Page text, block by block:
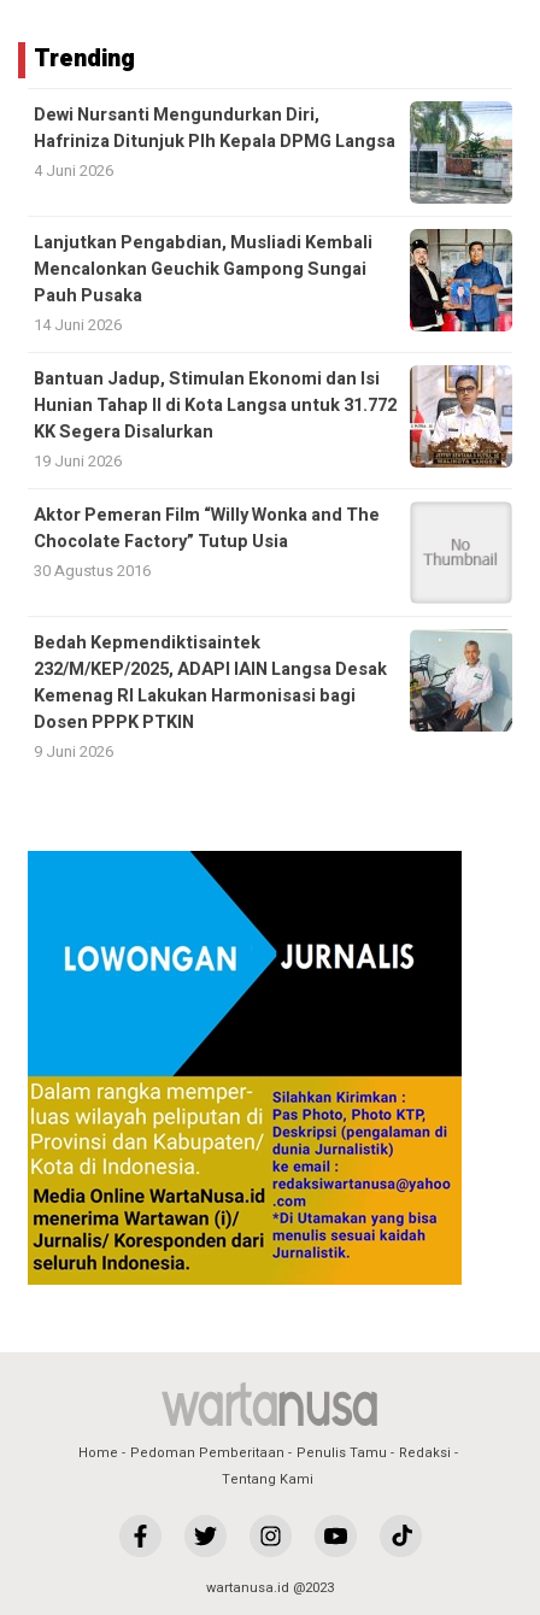
Trending
Dewi Nursanti Mengundurkan Diri,
Hafriniza Ditunjuk Plh Kepala DPMG Langsa
4 Juni 2026
Lanjutkan Pengabdian, Musliadi Kembali
Mencalonkan Geuchik Gampong Sungai
Pauh Pusaka
14 Juni 2026
Bantuan Jadup, Stimulan Ekonomi dan Isi
Hunian Tahap II di Kota Langsa untuk 31.772
KK Segera Disalurkan
19 Juni 2026
Aktor Pemeran Film “Willy Wonka and The
Chocolate Factory” Tutup Usia
30 Agustus 2016
Bedah Kepmendiktisaintek
232/M/KEP/2025, ADAPI IAIN Langsa Desak
Kemenag RI Lakukan Harmonisasi bagi
Dosen PPPK PTKIN
9 Juni 2026
Home Pedoman Pemberitaan Penulis Tamu
Redaksi
Tentang Kami
wartanusa.id @2023